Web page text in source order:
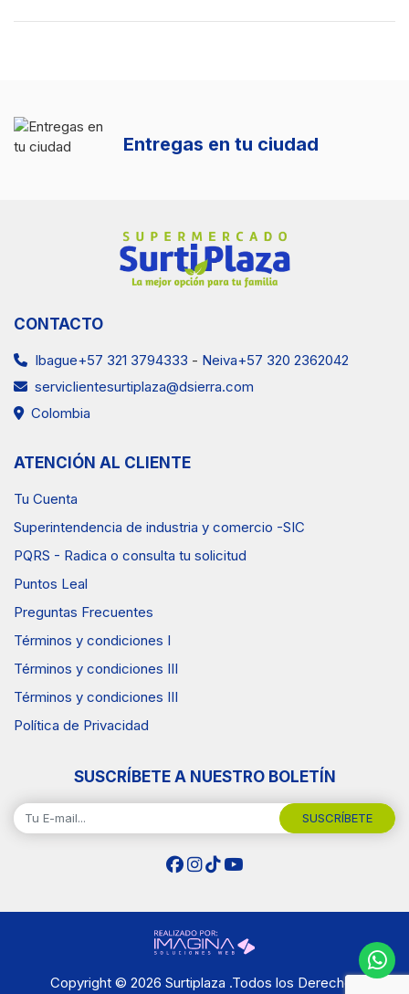
Entregas en tu ciudad
CONTACTO
Ibague+57 321 3794333 - Neiva+57 320 2362042
serviclientesurtiplaza@dsierra.com
Colombia
ATENCIÓN AL CLIENTE
Tu Cuenta
Superintendencia de industria y comercio -SIC
PQRS - Radica o consulta tu solicitud
Puntos Leal
Preguntas Frecuentes
Términos y condiciones I
Términos y condiciones III
Términos y condiciones III
Política de Privacidad
SUSCRÍBETE A NUESTRO BOLETÍN
SUSCRÍBETE
Copyright © 2026 Surtiplaza .Todos los Derechos